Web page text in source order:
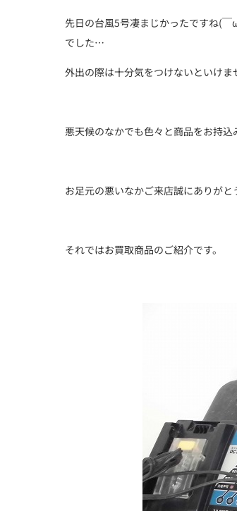
先日の台風5号凄まじかったですね(
でした…
外出の際は十分気をつけないといけま
悪天候のなかでも色々と商品をお持込
お足元の悪いなかご来店誠にありがと
それではお買取商品のご紹介です。